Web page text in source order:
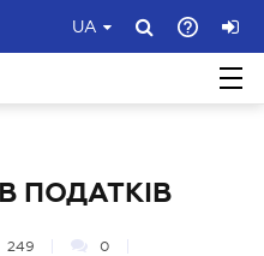
UA
ПОДАТКІВ
249 0